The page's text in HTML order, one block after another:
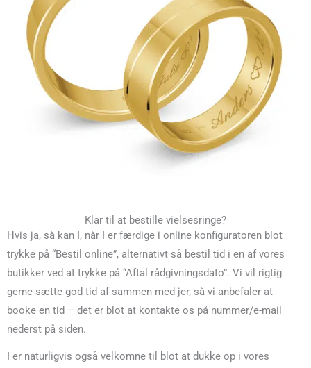
Klar til at bestille vielsesringe?
Hvis ja, så kan I, når I er færdige i online konfiguratoren blot
trykke på “Bestil online”, alternativt så bestil tid i en af vores
butikker ved at trykke på “Aftal rådgivningsdato”. Vi vil rigtig
gerne sætte god tid af sammen med jer, så vi anbefaler at
booke en tid – det er blot at kontakte os på nummer/e-mail
nederst på siden.
I er naturligvis også velkomne til blot at dukke op i vores